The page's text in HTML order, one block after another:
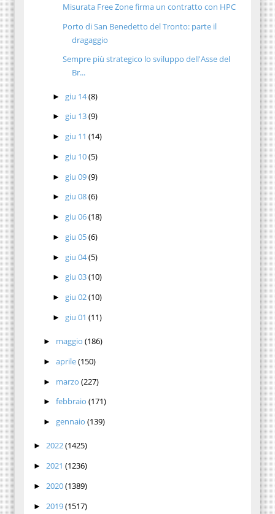
Misurata Free Zone firma un contratto con HPC
Porto di San Benedetto del Tronto: parte il
dragaggio
Sempre più strategico lo sviluppo dell'Asse del
Br...
► giu 14(8)
► giu 13(9)
► giu 11(14)
► giu 10(5)
► giu 09(9)
► giu 08(6)
► giu 06(18)
► giu 05(6)
► giu 04(5)
► giu 03(10)
► giu 02(10)
► giu 01(11)
► maggio (186)
► aprile(150)
► marzo (227)
► febbraio (171)
► gennaio (139)
► 2022(1425)
► 2021 (1236)
► 2020(1389)
► 2019(1517)